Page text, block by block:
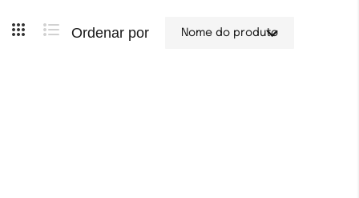
Ordenar por